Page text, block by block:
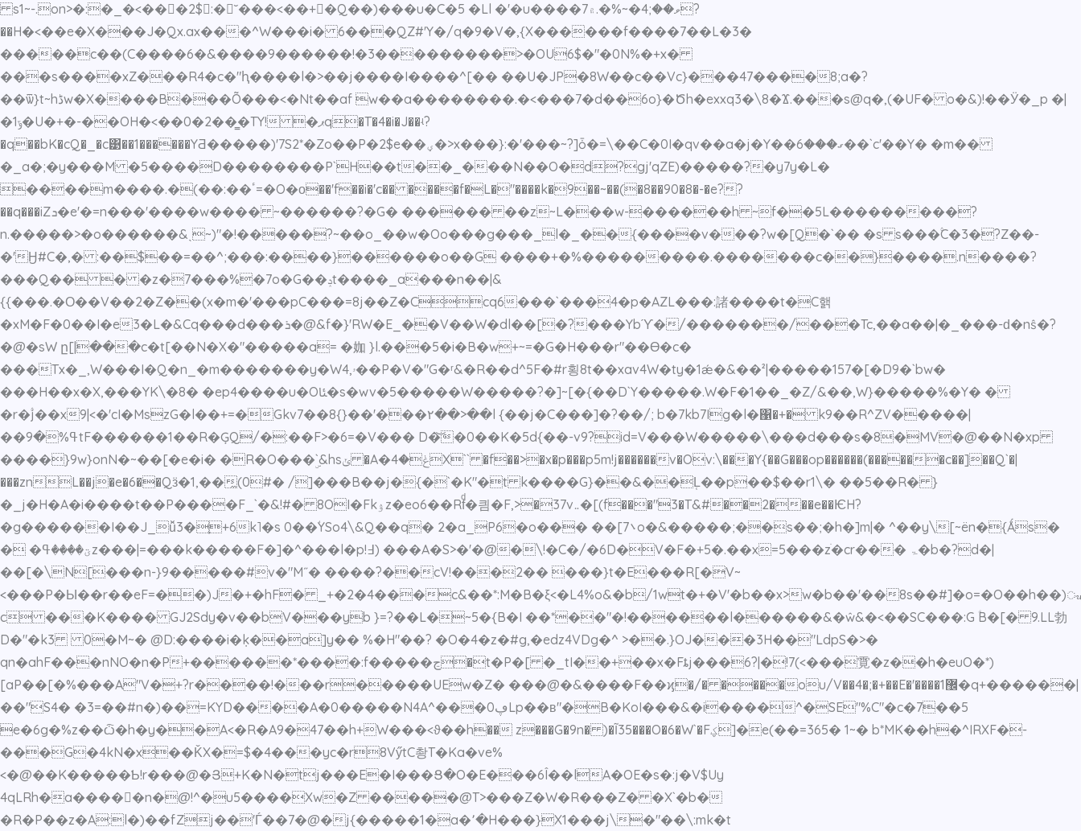
s1~-.on>�:�_�<��𮫿�2$:�˘���<��+�Q��)���u�C�5 �Ll �'�u����7ވ��;4�~%�.۾?
��H�<��e�X���J�Qx.ax���^W���i� 6���QZ#'Y�/q�9�V�,{X������f����7��L�3�
�����c��(C����6�&����9������!�3���������>�OU6$�"�0N%�+x�
���s����xZ���R4�c�"ԧ����l�>��j����I����^[�� ��U�JP�8W��c��Vc}���47����8;a�?
��ѿ}t~hڈw�X����B���Õ���<�Nt��af w��a��������.�<���7�d��6o}�Ծh�exxq3�\8�Ϫ.���s@q�,(�UF� o�&)!��Ӱ�_p �|
�ݹ1�U�+�-��OH�<��0�2��̳�TY! �ޕq�T�4�i�J��ʵ?
�q��bK�cQ�_�c͹��1������YƋ�����)'7S2*�Zo��P�2$e��ؠ�>x���}:�'���~?]ȱ�=\��C�0I�qv��a�j�Y��ގ���6��`c'��Y� �m��
�_a�;�y���M �5����D��������P`H��t��_���N��O�d?gj'qZE)�����?�y7y�L�
����m����.�(��:��ٴ=�O�о��'f��i�'c�� ����f�L�"����k�9��~��(�8��90�8�-�e??
��q���iZܖ�e'�=n���'����w���� ~������?�G� ������ ��z~L���w-������h ~f��5L���������?
n.�����>�o������&ˎ~)"�!�����?~��o_��w�Oo���g���_l�_��{����v���?w�[Q�`�� �s s���۟C�3�?Z��-
�'Ӈ#C�,� :��$��=��^;���:����}������o��G ����+�%���������.�������c��}����.n����?
���Q�� � �z�7���%�7o�G��ݚt����_a���n��|&
{{���.�Ο��V��2�Z��(x�m�'���pC���=8j��Z�Ccq6���`���4�p�AZL���:諸����t�C핽
�xM�F�0��I�e3�L�&Cq���d���ܪ�@&f�}'RW�E_��V��W�dl��[�?���Ybϓ�/�������/���Tc,��a��|�_���-ԁ�nŝ�?
�@�sW ը[|���c�t[��N�X�"�����a= �㚳 }l.���5�i�B�w+~=�G�H���r"��Ө�c�
���Tx�_,W���I�Q�n_�m�������y�W4,ۥ��P�V�"G�ʳ&�R��d^5F�#r횡8t��xav4W�ty�1ǽ�&��²|�����157�[�D9�`bw�
���H��x�X,���YK\�8� �ep4����u�Oﯫ�s�wv�5�����W�����?�]~[�{��D`Y�����.W�F�1��_�Z/&��,W}�����%�Y� �
�r�۟j��x9|<�'cI�MszG�l��+=�Gkv7��8{}��'���٢��>��l {��j�C���]�?��/; b�7kb7Ig�l�΁�+� k9��R^ZV�����|
��ߟ%�9tF������1��R�ĢQ/�:��F>�6=�V��� D�͝�0��K�5d{��-v9?id=V���W�����\���d���s�8�MV�@��N�xp
����}9w}onN�~��[�e�i� �R�O���ۣ`&hsݵ �A�ݟ�4X`` �f��>�x�p���p5m!j������v�Ov:\���Y{��G���op������(������c��]��Q`�|
���znL��j�e�6��Qӟ�1,��̼(0#� /]���B��j�{�`�K"�t k����G}��&��L̜��p��$��r1\� ��5��R� }
�_j�H�A�i����t��P����F_`�&!#� 8OI�Fkۉz�eo6��Rfͩ�킘�F,>�37v܅�[(f���"3�T&#��2���e��ѤH?
�g������I��J_ǚ3�֪+6k˥�s 0��ؙYSo4\&Q��q� 2�a_P6�o��� ��[܌7o�&�����;��s��;�h�]m|� ^��y\[~ën�{Ǻs�
� �ؾ����ߟz���|=���k�����F�]�^���l�p!߃) ���A�S>�'�@�\!�C�/�6D�V�F�+5�.��x=5���zׄ�cr��� ۃ�b�?d�|
��[�\N[���n-}9�����#v�"M˝� ����?��cV!���2�� ���}t�E���R[�V~
<���P�Ы��r��eF=��)J�+�hF� _+�2�4���c&��*:M�B�ξ<�L4%o&�b/1wt�+�V'�b��x>w�b��'��
c ���K���� GJ2Sdy�v��bV���yb }=?��L�~5�{B�I ��*��"�!������l������&�ŵ&�<��SC���:G ؑB�[� 9.LL勃
D�"�k3 0�M~� @D:����i�݂k��a]y�� %�H"��? �O�4�z�#g,�edz4VDg�^ >��.}OJ���3H��"LdpS�>�
qn�ahF���nNO�n�P+������*����:f�����ڃ�t�P�[ �_tI��+��x�Fȶj���6?|�!7(<���䨘�z��h�euO�*)
[aP��[�%���A"V�+?r����!���r�����UEw�Z� ���@�&����F��ϗ�/� ����ou/V��4�;�+��E�'����޼1�q+������|
��"S4� �3=��#n�)��=KYD����A�0�����N4A^���0ڥLp��в"�B�KoI���&�i����^�SE"%C"�c�7��5
e�6g�%z��ѽ�h�y��A<�R�A9�47��h+W���<ϑ��h�� z���G�9n� )�Ĩ35���O�6�W`�Fؼ]�e(��=365� 1~� b*MK��h�^IRXF�-
���G�4kN�x��ǨX�=$�4���yc�r8VӳtC촹T�Ka�ve%
<�@��K�����Ƅ!r���@�Յ+K�N�tj���E�I���Ց�O�E���6Î��lA�OE�s�:j�V$Uy
4qLRh�a����𚮙�n�@!^�u5����Xw�Z �����@T>���Z�W�R���Z� �X`�b�
�R�P��z�A:l�)��fZj��'Ѓ��7�@�j{�����1�a�՚�H���}X1���j\�"��\:mk�t